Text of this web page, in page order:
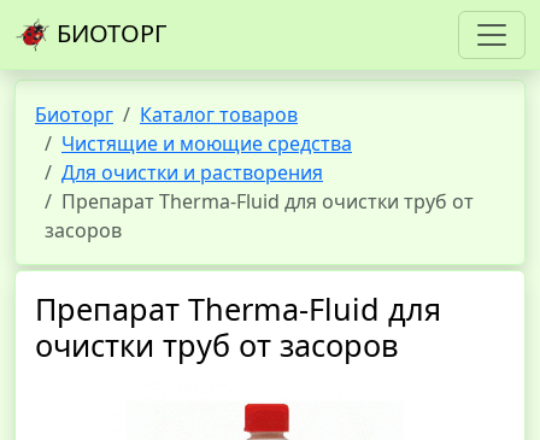
БИОТОРГ
Биоторг
Каталог товаров
Чистящие и моющие средства
Для очистки и растворения
Препарат Therma-Fluid для очистки труб от
засоров
Препарат Therma-Fluid для
очистки труб от засоров